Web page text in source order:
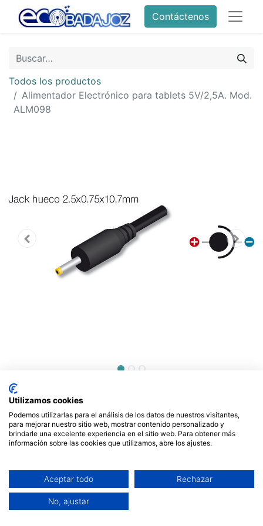
Contáctenos
Todos los productos
Alimentador Electrónico para tablets 5V/2,5A. Mod.
ALM098
Alimentador Electrónico para
tablets 5V/2,5A. Mod.
ALM098
Utilizamos cookies
Podemos utilizarlas para el análisis de los datos de nuestros visitantes,
para mejorar nuestro sitio web, mostrar contenido personalizado y
brindarle una excelente experiencia en el sitio web. Para obtener más
información sobre las cookies que utilizamos, abre los ajustes.
Aceptar todo Rechazar
No, ajustar